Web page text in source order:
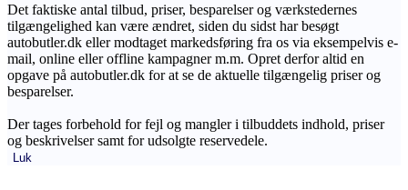
Det faktiske antal tilbud, priser, besparelser og værkstedernes
tilgængelighed kan være ændret, siden du sidst har besøgt
autobutler.dk eller modtaget markedsføring fra os via eksempelvis e-
mail, online eller offline kampagner m.m. Opret derfor altid en
opgave på autobutler.dk for at se de aktuelle tilgængelig priser og
besparelser.
Der tages forbehold for fejl og mangler i tilbuddets indhold, priser
og beskrivelser samt for udsolgte reservedele.
Luk